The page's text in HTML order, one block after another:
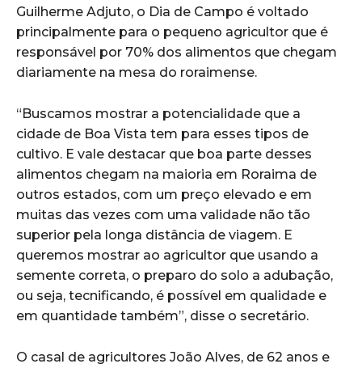
Guilherme Adjuto, o Dia de Campo é voltado
principalmente para o pequeno agricultor que é
responsável por 70% dos alimentos que chegam
diariamente na mesa do roraimense.
“Buscamos mostrar a potencialidade que a
cidade de Boa Vista tem para esses tipos de
cultivo. E vale destacar que boa parte desses
alimentos chegam na maioria em Roraima de
outros estados, com um preço elevado e em
muitas das vezes com uma validade não tão
superior pela longa distância de viagem. E
queremos mostrar ao agricultor que usando a
semente correta, o preparo do solo a adubação,
ou seja, tecnificando, é possível em qualidade e
em quantidade também”, disse o secretário.
O casal de agricultores João Alves, de 62 anos e